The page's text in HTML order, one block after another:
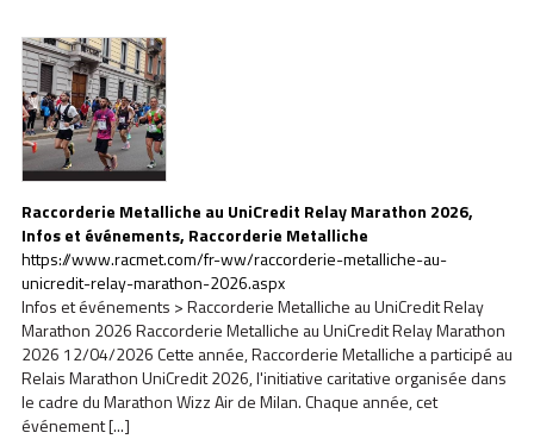
Raccorderie Metalliche au UniCredit Relay Marathon 2026,
Infos et événements, Raccorderie Metalliche
https://www.racmet.com/fr-ww/raccorderie-metalliche-au-
unicredit-relay-marathon-2026.aspx
Infos et événements > Raccorderie Metalliche au UniCredit Relay
Marathon 2026 Raccorderie Metalliche au UniCredit Relay Marathon
2026 12/04/2026 Cette année, Raccorderie Metalliche a participé au
Relais Marathon UniCredit 2026, l'initiative caritative organisée dans
le cadre du Marathon Wizz Air de Milan. Chaque année, cet
événement [...]